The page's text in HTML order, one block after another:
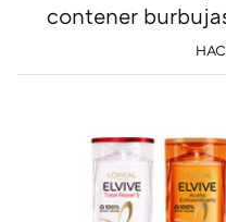
contener